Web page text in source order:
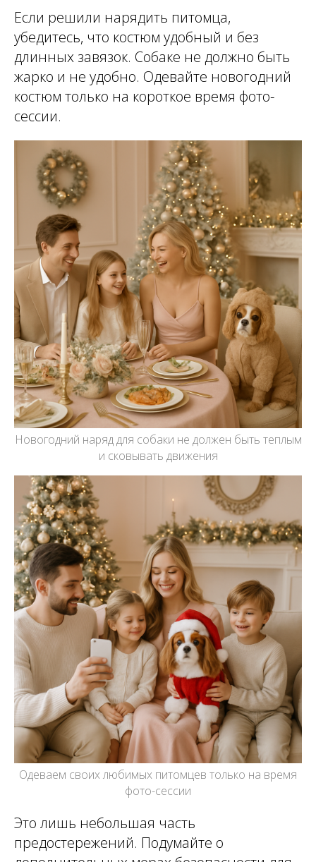
Если решили нарядить питомца,
убедитесь, что костюм удобный и без
длинных завязок. Собаке не должно быть
жарко и не удобно. Одевайте новогодний
костюм только на короткое время фото-
сессии.
Новогодний наряд для собаки не должен быть теплым
и сковывать движения
Одеваем своих любимых питомцев только на время
фото-сессии
Это лишь небольшая часть
предостережений. Подумайте о